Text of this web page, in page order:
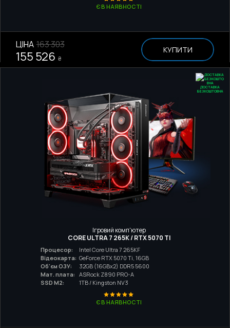
Є В НАЯВНОСТІ
ЦІНА 163 303
155 526 ₴
КУПИТИ
ДОСТАВКА
БЕЗКОШТОВНА
Ігровий комп'ютер
CORE ULTRA 7 265K / RTX 5070 TI
Процесор:
Intel Core Ultra 7 265KF
Відеокарта: GeForce RTX 5070 Ti, 16GB
Об'єм ОЗУ:
32GB (16GBx2) DDR5 5600
Мат. плата:
ASRock Z890 PRO-A
SSD M2:
1TB / Kingston NV3
Є В НАЯВНОСТІ